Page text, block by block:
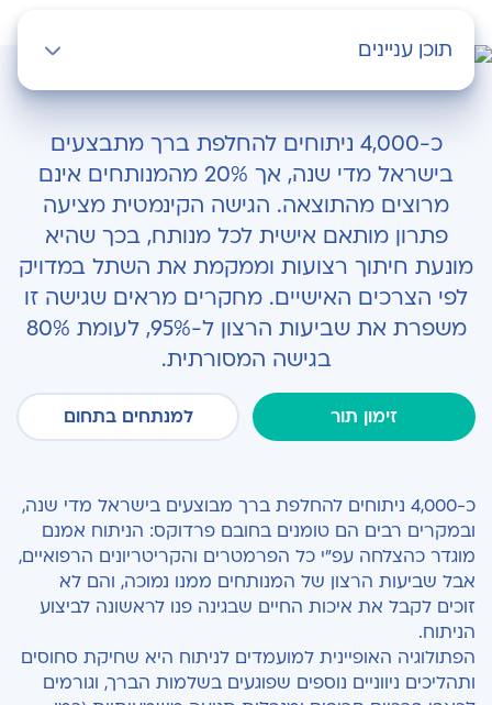
תוכן עניינים
כ-4,000 ניתוחים להחלפת ברך מתבצעים
בישראל מדי שנה, אך 20% מהמנותחים אינם
מרוצים מהתוצאה. הגישה הקינמטית מציעה
פתרון מותאם אישית לכל מנותח, בכך שהיא
מונעת חיתוך רצועות וממקמת את השתל במדויק
לפי הצרכים האישיים. מחקרים מראים שגישה זו
משפרת את שביעות הרצון ל-95%, לעומת 80%
בגישה המסורתית.
זימון תור למנתחים בתחום
כ-4,000 ניתוחים להחלפת ברך מבוצעים בישראל מדי שנה,
ובמקרים רבים הם טומנים בחובם פרדוקס: הניתוח אמנם
מוגדר כהצלחה עפ"י כל הפרמטרים והקריטריונים הרפואיים,
אבל שביעות הרצון של המנותחים ממנו נמוכה, והם לא
זוכים לקבל את איכות החיים שבגינה פנו לראשונה לביצוע
הניתוח.
הפתולוגיה האופיינית למועמדים לניתוח היא שחיקת סחוסים
ותהליכים ניווניים נוספים שפוגעים בשלמות הברך, וגורמים